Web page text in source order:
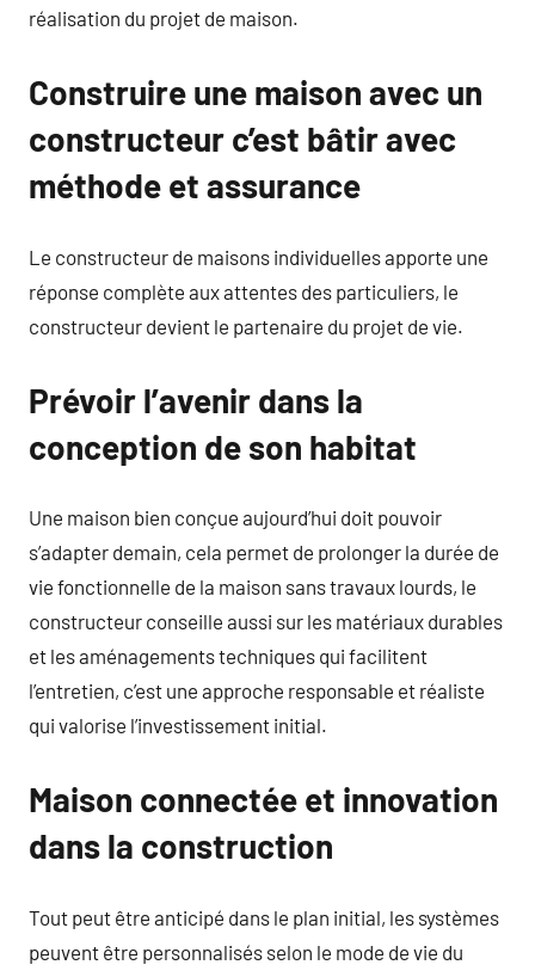
réalisation du projet de maison.
Construire une maison avec un
constructeur c’est bâtir avec
méthode et assurance
Le constructeur de maisons individuelles apporte une
réponse complète aux attentes des particuliers, le
constructeur devient le partenaire du projet de vie.
Prévoir l’avenir dans la
conception de son habitat
Une maison bien conçue aujourd’hui doit pouvoir
s’adapter demain, cela permet de prolonger la durée de
vie fonctionnelle de la maison sans travaux lourds, le
constructeur conseille aussi sur les matériaux durables
et les aménagements techniques qui facilitent
l’entretien, c’est une approche responsable et réaliste
qui valorise l’investissement initial.
Maison connectée et innovation
dans la construction
Tout peut être anticipé dans le plan initial, les systèmes
peuvent être personnalisés selon le mode de vie du